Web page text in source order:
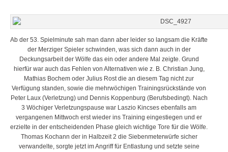
Ab der 53. Spielminute sah man dann aber leider so langsam die Kräfte
der Merziger Spieler schwinden, was sich dann auch in der
Deckungsarbeit der Wölfe das ein oder andere Mal zeigte. Grund
hierfür war auch das Fehlen von Alternativen wie z. B. Christian Jung,
Mathias Bochem oder Julius Rost die an diesem Tag nicht zur
Verfügung standen, sowie die mehrwöchigen Trainingsrückstände von
Peter Laux (Verletzung) und Dennis Koppenburg (Berufsbedingt). Nach
3 Wöchiger Verletzungspause war Laszio Kincses ebenfalls am
vergangenen Mittwoch erst wieder ins Training eingestiegen und er
erzielte in der entscheidenden Phase gleich wichtige Tore für die Wölfe.
Thomas Kochann der in Halbzeit 2 die Siebenmeterwürfe sicher
verwandelte, sorgte jetzt im Angriff für Entlastung und setzte seine